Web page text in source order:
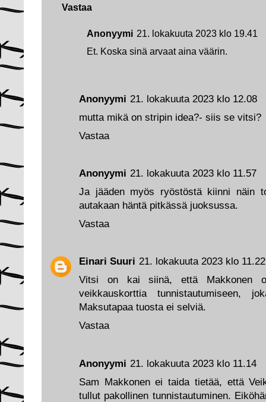
Anonyymi 21. lokakuuta 2023 klo 11.14
Sam Makkonen ei taida tietää, että
tullut pakollinen tunnistautuminen.
Einari Suuri 21. lokakuuta 2023 klo 11.22
Vitsi on kai siinä, että Makkonen
veikkauskorttia tunnistautumiseen,
Maksutapaa tuosta ei selviä.
Vastaa
Anonyymi 21. lokakuuta 2023 klo 11.57
Ja jääden myös ryöstöstä kiinni näin
autakaan häntä pitkässä juoksussa.
Vastaa
Anonyymi 21. lokakuuta 2023 klo 12.08
mutta mikä on stripin idea?- siis se vitsi?
Vastaa
Anonyymi 21. lokakuuta 2023 klo 19.41
Et. Koska sinä arvaat aina väärin.
Vastaa